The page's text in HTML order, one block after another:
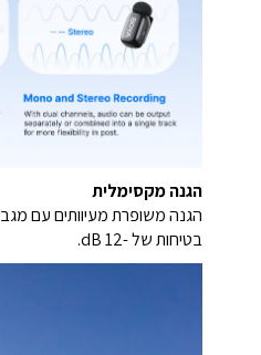
הגנה מקסימלית
הגנה משופרת מעיוותים עם
בטיחות של -12 dB.